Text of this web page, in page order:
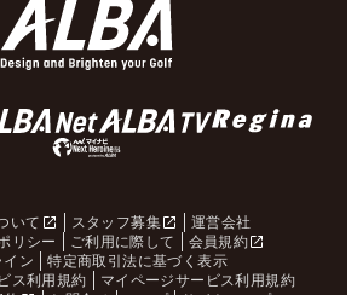
いて スタッフ募集
運営会社
リシー
ご利用に際して
会員規約
イン
特定商取引法に基づく表示
ス利用規約
マイページサービス利用規約